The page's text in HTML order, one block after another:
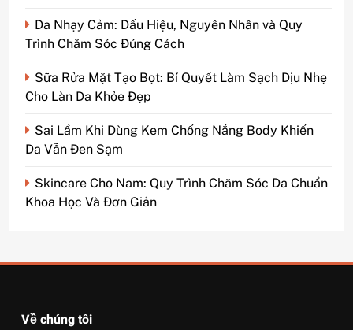
Da Nhạy Cảm: Dấu Hiệu, Nguyên Nhân và Quy
Trình Chăm Sóc Đúng Cách
Sữa Rửa Mặt Tạo Bọt: Bí Quyết Làm Sạch Dịu Nhẹ
Cho Làn Da Khỏe Đẹp
Sai Lầm Khi Dùng Kem Chống Nắng Body Khiến
Da Vẫn Đen Sạm
Skincare Cho Nam: Quy Trình Chăm Sóc Da Chuẩn
Khoa Học Và Đơn Giản
Về chúng tôi